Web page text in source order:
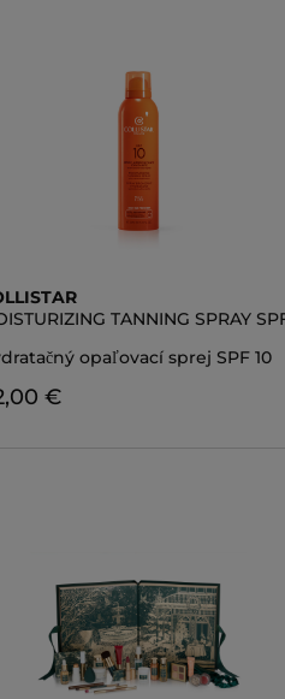
TANNING SPRAY
opaľovací sprej SPF 10
€